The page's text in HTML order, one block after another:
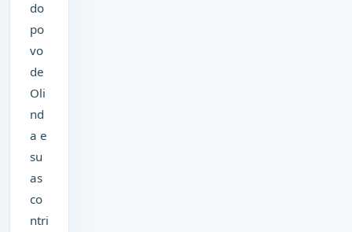
do
po
vo
de
Oli
nd
a e
su
as
co
ntri